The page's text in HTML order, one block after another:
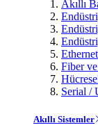
Akıllı
Fiber
Serial /
Akıllı Sistemler